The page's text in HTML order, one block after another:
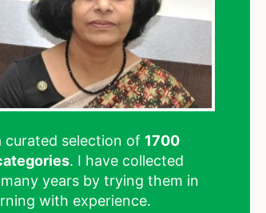
curated selection of 1700
. I have collected
years by trying them in
with experience.